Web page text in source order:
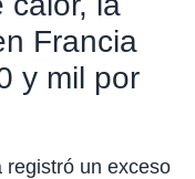
Francia
y mil por
registró un exceso